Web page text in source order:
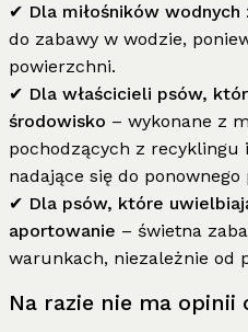
✔ Dla miłośników wodnych
do zabawy w wodzie,
powierzchni.
✔ Dla właścicieli psów,
środowisko – wykonane z
pochodzących z recyklingu
nadające się do
✔ Dla psów, które
aportowanie – świetna
warunkach, niezależnie od
Na razie nie ma opinii